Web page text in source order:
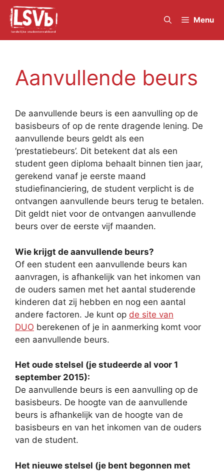
Skip
content
Menu
Aanvullende beurs
De aanvullende beurs is een aanvulling op de
basisbeurs of op de rente dragende lening. De
aanvullende beurs geldt als een
‘prestatiebeurs’. Dit betekent dat als een
student geen diploma behaalt binnen tien jaar,
gerekend vanaf je eerste maand
studiefinanciering, de student verplicht is de
ontvangen aanvullende beurs terug te betalen.
Dit geldt niet voor de ontvangen aanvullende
beurs over de eerste vijf maanden.
Wie krijgt de aanvullende beurs?
Of een student een aanvullende beurs kan
aanvragen, is afhankelijk van het inkomen van
de ouders samen met het aantal studerende
kinderen dat zij hebben en nog een aantal
andere factoren. Je kunt op de site van
DUO berekenen of je in aanmerking komt voor
een aanvullende beurs.
Het oude stelsel (je studeerde al voor 1
september 2015):
De aanvullende beurs is een aanvulling op de
basisbeurs. De hoogte van de aanvullende
beurs is afhankelijk van de hoogte van de
basisbeurs en van het inkomen van de ouders
van de student.
Het nieuwe stelsel (je bent begonnen met